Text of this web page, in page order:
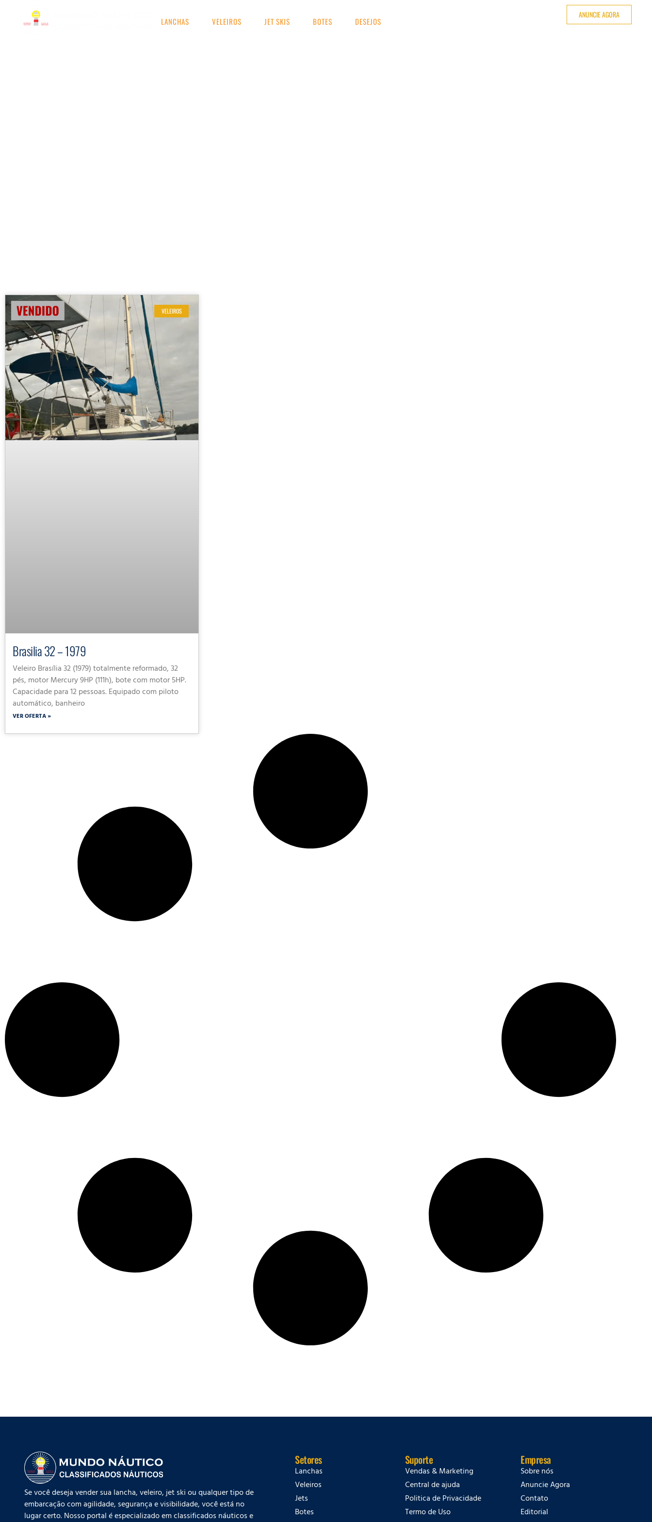
LANCHAS VELEIROS JET SKIS BOTES DESEJOS
ANUNCIE AGORA
VELEIROS
Brasilia 32 – 1979
Veleiro Brasília 32 (1979) totalmente reformado, 32
pés, motor Mercury 9HP (111h), bote com motor 5HP.
Capacidade para 12 pessoas. Equipado com piloto
automático, banheiro
VER OFERTA »
Se você deseja vender sua lancha, veleiro, jet ski ou qualquer tipo de
embarcação com agilidade, segurança e visibilidade, você está no
lugar certo. Nosso portal é especializado em classificados náuticos e
Setores
Lanchas
Veleiros
Jets
Botes
Suporte
Vendas & Marketing
Central de ajuda
Politica de Privacidade
Termo de Uso
Empresa
Sobre nós
Anuncie Agora
Contato
Editorial